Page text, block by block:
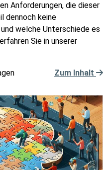
Anforderungen, die dieser
dennoch keine
welche Unterschiede es
Sie in unserer
Zum Inhalt